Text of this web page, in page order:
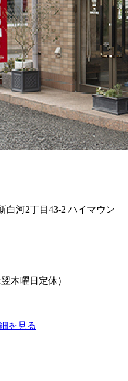
白河2丁目43-2 ハイマウン
木曜日定休）
を見る